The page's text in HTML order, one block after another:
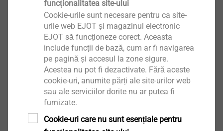
Capacitate de găurire: tI+ tII: 0,88 + 0,88 mm
Acționare: cap hexagonal SW8
Turația de înșurubare: max. 1800 rpm
Descărcări
Romanian
English
funcționalitatea site-ului
Cookie-urile sunt necesare pentru ca site-
urile web EJOT și magazinul electronic
EJOT să funcționeze corect. Aceasta
include funcții de bază, cum ar fi navigarea
pe pagină și accesul la zone sigure.
Acestea nu pot fi dezactivate. Fără aceste
cookie-uri, anumite părți ale site-urilor web
sau ale serviciilor dorite nu ar putea fi
furnizate.
Cookie-uri care nu sunt esențiale pentru